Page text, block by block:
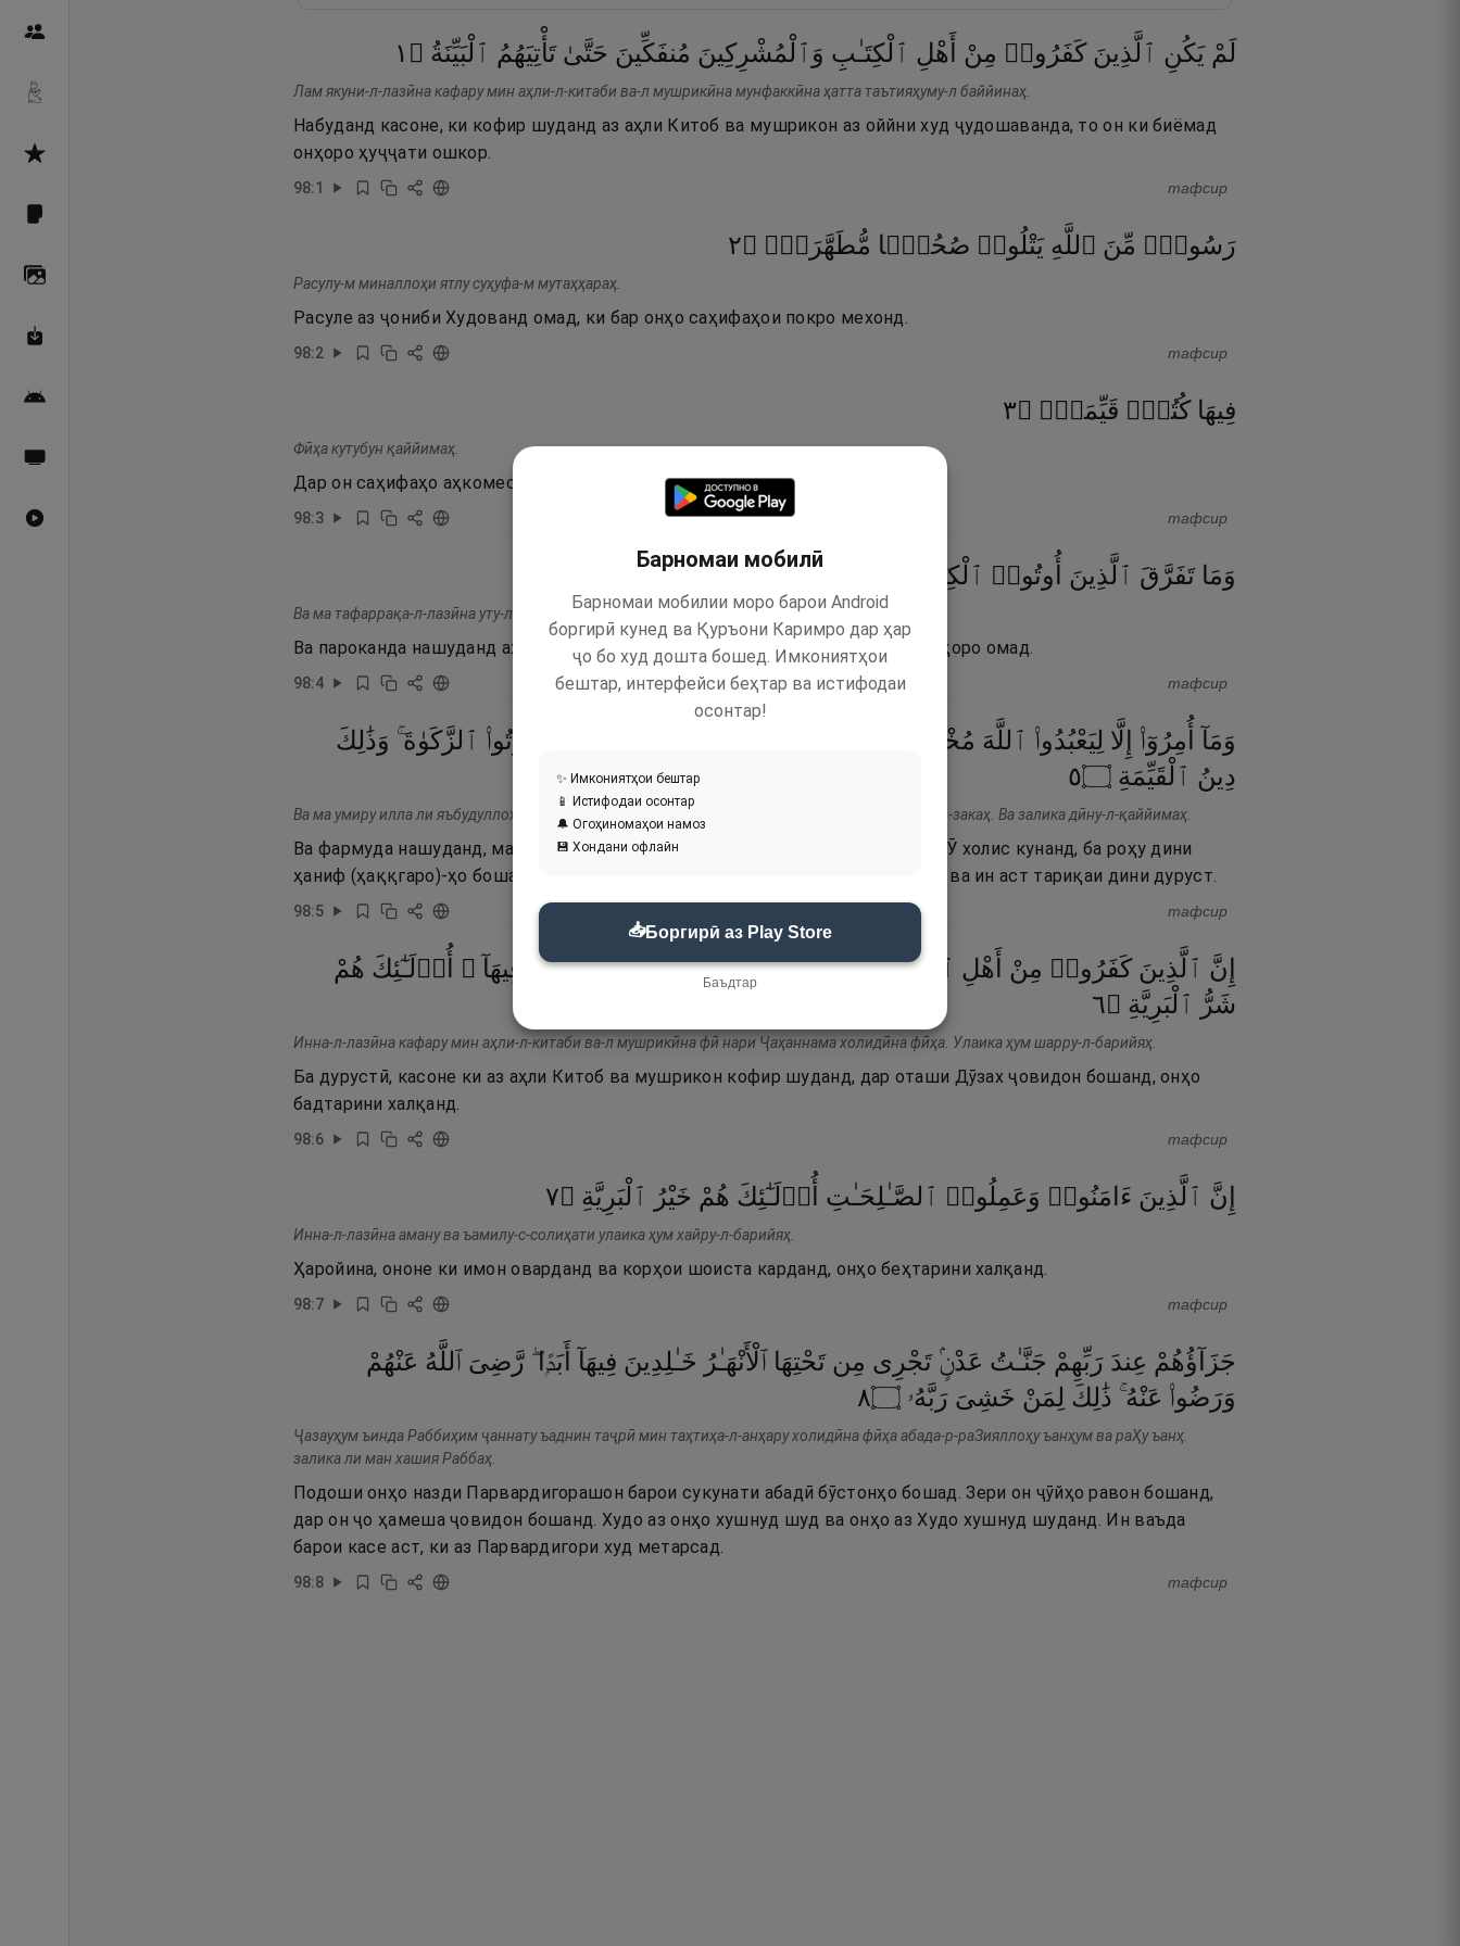
لَمْ يَكُنِ ٱلَّذِينَ كَفَرُوا۟ مِنْ أَهْلِ ٱلْكِتَـٰبِ وَٱلْمُشْرِكِينَ مُنفَكِّينَ حَتَّىٰ تَأْتِيَهُمُ ٱلْبَيِّنَةُ ۝ ١
Лам якуни-л-лазӣна кафару мин аҳли-л-китаби ва-л мушрикӣна мунфаккӣна ҳатта таътияҳуму-л баййинаҳ.
Набуданд касоне, ки кофир шуданд аз аҳли Китоб ва мушрикон аз оййни худ ҷудошаванда, то он ки биёмад
онҳоро ҳуҷҷати ошкор.
98:1 тафсир
رَسُولٌۭ مِّنَ ٱللَّهِ يَتْلُوا۟ صُحُفًۭا مُّطَهَّرَةًۭ ۝٢
Расулу-м миналлоҳи ятлу суҳуфа-м мутаҳҳараҳ.
Расуле аз ҷониби Худованд омад, ки бар онҳо саҳифаҳои покро мехонд.
98:2 тафсир
فِيهَا كُتُبٌۭ قَيِّمَةٌۭ ۝٣
Фӣҳа кутубун қаййимаҳ.
Дар он саҳифаҳо аҳкомест рост ва дуруст.
98:3 тафсир
وَمَا تَفَرَّقَ ٱلَّذِينَ أُوتُوا۟ ٱلْكِتَـٰبَ بَعْدِ مَا جَآءَتْهُمُ ٱلْبَيِّنَةُ
Ва ма тафаррақа-л-лазӣна уту-л-китаба илла мин баъди ма ҷаатҳуму-л-баййинаҳ.
Ва пароканда нашуданд аҳли Китоб, магар баъд аз он ки ҳуҷҷати равшан онҳоро омад.
98:4 тафсир
وَمَآ أُمِرُوٓا۟ إِلَّا لِيَعْبُدُوا۟ ٱللَّهَ مُخْلِصِينَ وَيُؤْتُوا۟ ٱلزَّكَوٰةَ ۚ وَذَٰلِكَ
دِينُ ٱلْقَيِّمَةِ ۝٥
Ва ма умиру илла ли яъбудуллоҳа мухлисӣна лаҳу-д-дӣна ҳунафаа ва юқӣму-с салата ва юъту-з-закаҳ. Ва залика дӣну-л-қаййимаҳ.
Ва фармуда нашуданд, магар он ки Худоро бипарастанд ва бандагиро барои Ӯ холис кунанд, ба роҳу дини
ҳаниф (ҳаққгаро)-ҳо бошанд ва намозро барпо доранд ва закотро бидиҳанд ва ин аст тариқаи дини дуруст.
98:5 тафсир
إِنَّ ٱلَّذِينَ كَفَرُوا۟ مِنْ أَهْلِ ٱلْكِتَـٰبِ وَٱلْمُشْرِكِينَ فِى نَارِ جَهَنَّمَ خَـٰلِدِينَ فِيهَآ ۚ أُو۟لَـٰٓئِكَ هُمْ
شَرُّ ٱلْبَرِيَّةِ ۝٦
Инна-л-лазӣна кафару мин аҳли-л-китаби ва-л мушрикӣна фӣ нари Ҷаҳаннама холидӣна фӣҳа. Улаика ҳум шарру-л-барийяҳ.
Ба дурустӣ, касоне ки аз аҳли Китоб ва мушрикон кофир шуданд, дар оташи Дӯзах ҷовидон бошанд, онҳо
бадтарини халқанд.
98:6 тафсир
إِنَّ ٱلَّذِينَ ءَامَنُوا۟ وَعَمِلُوا۟ ٱلصَّـٰلِحَـٰتِ أُو۟لَـٰٓئِكَ هُمْ خَيْرُ ٱلْبَرِيَّةِ ۝٧
Инна-л-лазӣна аману ва ъамилу-с-солиҳати улаика ҳум хайру-л-барийяҳ.
Ҳаройина, ононе ки имон оварданд ва корҳои шоиста карданд, онҳо беҳтарини халқанд.
98:7 тафсир
جَزَآؤُهُمْ عِندَ رَبِّهِمْ جَنَّـٰتُ عَدْنٍۢ تَجْرِى مِن تَحْتِهَا ٱلْأَنْهَـٰرُ خَـٰلِدِينَ فِيهَآ أَبَدًۭا ۖ رَّضِىَ ٱللَّهُ عَنْهُمْ
وَرَضُوا۟ عَنْهُ ۚ ذَٰلِكَ لِمَنْ خَشِىَ رَبَّهُۥ ۝٨
Ҷазауҳум ъинда Раббиҳим ҷаннату ъаднин таҷрӣ мин таҳтиҳа-л-анҳару холидӣна фӣҳа абада-р-раЗияллоҳу ъанҳум ва раҲу ъанҳ.
залика ли ман хашия Раббаҳ.
Подоши онҳо назди Парвардигорашон барои сукунати абадӣ бӯстонҳо бошад. Зери он ҷӯйҳо равон бошанд,
дар он ҷо ҳамеша ҷовидон бошанд. Худо аз онҳо хушнуд шуд ва онҳо аз Худо хушнуд шуданд. Ин ваъда
барои касе аст, ки аз Парвардигори худ метарсад.
98:8 тафсир
Барномаи мобилӣ
Барномаи мобилии моро барои Android
боргирӣ кунед ва Қуръони Каримро дар ҳар
ҷо бо худ дошта бошед. Имкониятҳои
бештар, интерфейси беҳтар ва истифодаи
осонтар!
✨ Имкониятҳои бештар
📱 Истифодаи осонтар
🔔 Огоҳиномаҳои намоз
💾 Хондани офлайн
📥Боргирӣ аз Play Store
Баъдтар